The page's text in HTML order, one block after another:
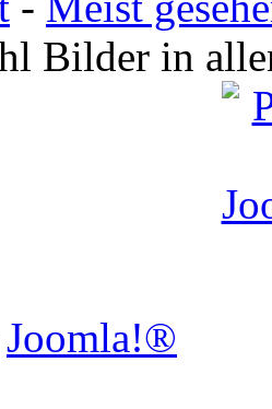
Bilder in
Joomla!®